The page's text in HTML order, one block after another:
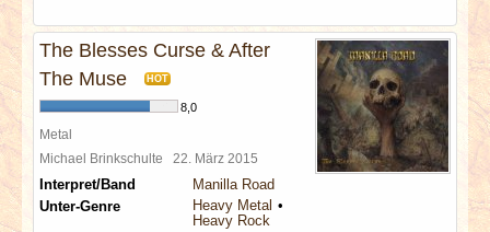
The Blesses Curse & After
The Muse
HOT
8,0
Metal
Michael Brinkschulte 22. März 2015
Interpret/Band
Manilla Road
Unter-Genre
Heavy Metal
Heavy Rock